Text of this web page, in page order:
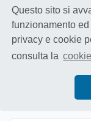
Questo sito si
funzionamento
privacy e cookie
consulta la
Vedi di più...
Adattabile a:
Cod. IVECO:
Per prezzi e